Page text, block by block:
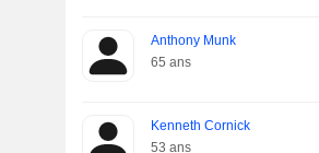
Anthony Munk
65 ans
Kenneth Cornick
53 ans